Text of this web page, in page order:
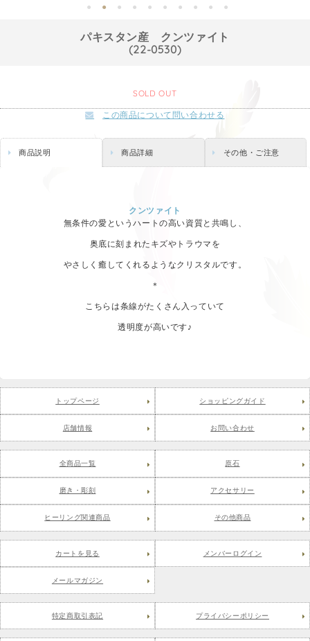
パキスタン産 クンツァイト
(22-0530)
SOLD OUT
この商品について問い合わせる
商品説明 商品詳細 その他・ご注意
クンツァイト
無条件の愛というハートの高い資質と共鳴し、
奥底に刻まれたキズやトラウマを
やさしく癒してくれるようなクリスタルです。
＊
こちらは条線がたくさん入っていて
透明度が高いです♪
トップページ ショッピングガイド
店舗情報 お問い合わせ
全商品一覧 原石
磨き・彫刻 アクセサリー
ヒーリング関連商品 その他商品
カートを見る メンバーログイン
メールマガジン
特定商取引表記 プライバシーポリシー